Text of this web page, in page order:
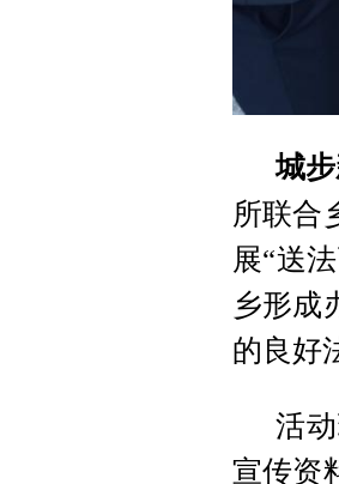
城
所联合
展“送
乡形成
的良好
活
宣传资